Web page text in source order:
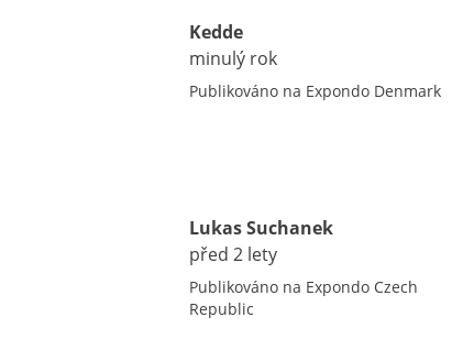
Kedde
minulý rok
Publikováno na Expondo Denmark
Lukas Suchanek
před 2 lety
Publikováno na Expondo Czech
Republic